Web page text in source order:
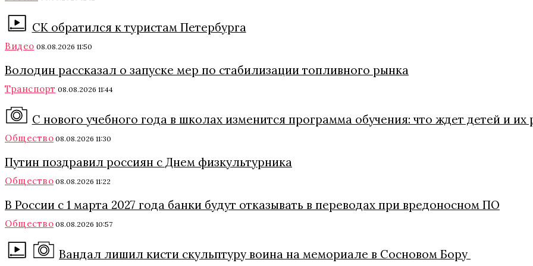
СК обратился к туристам Петербурга
Видео 08.08.2026 11:50
Володин рассказал о запуске мер по стабилизации топливного рынка
Транспорт 08.08.2026 11:44
С нового учебного года в школах изменится программа обучения: что ждет детей и их
Общество 08.08.2026 11:30
Путин поздравил россиян с Днем физкультурника
Общество 08.08.2026 11:22
В России с 1 марта 2027 года банки будут отказывать в переводах при вредоносном ПО
Общество 08.08.2026 10:57
Вандал лишил кисти скульптуру воина на мемориале в Сосновом Бору